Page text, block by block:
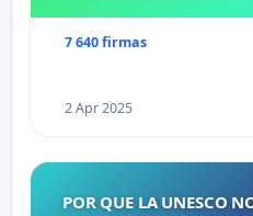
7 640 firmas
2 Apr 2025
POR QUE LA UNESCO